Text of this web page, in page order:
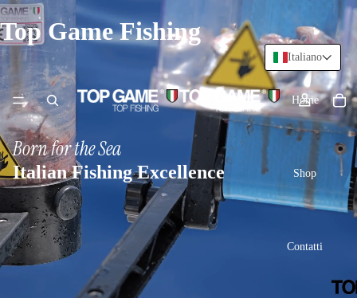
Top Game Fishing
Home
Shop
Contatti
Born for the Sea
Italian Fishing Excellence
Italiano